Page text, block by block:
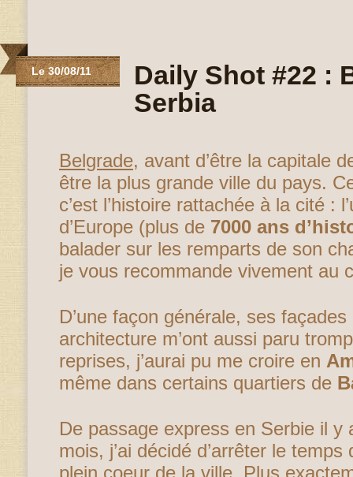
Le 30/08/11
Daily Shot #22 :
Serbia
Belgrade, avant d’être la capitale
être la plus grande ville du pays.
c’est l’histoire rattachée à la cité :
d’Europe (plus de 7000 ans
balader sur les remparts de son
je vous recommande vivement au
D’une façon générale, ses
architecture m’ont aussi paru
reprises, j’aurai pu me croire en
même dans certains quartiers de
De passage express en Serbie il y
mois, j’ai décidé d’arrêter le